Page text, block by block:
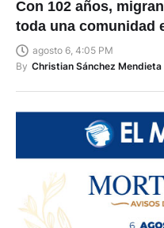
Con 102 años,
toda una comunidad
agosto 6, 4:05 PM
By Christian Sánchez Mendieta